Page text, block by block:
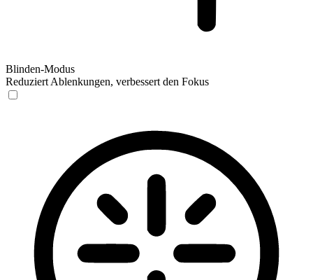
Blinden-Modus
Reduziert Ablenkungen, verbessert den Fokus